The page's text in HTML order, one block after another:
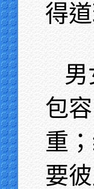
得
包
重
要